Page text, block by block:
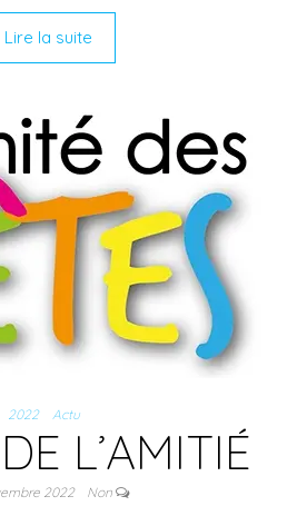
Lire la suite
2022 Actu
L’AMITIÉ
2022 Non